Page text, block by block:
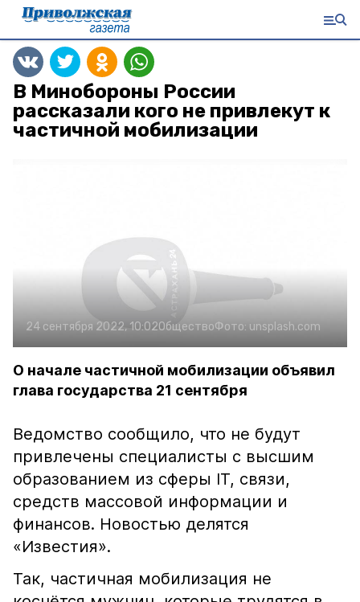
В Минобороны России
рассказали кого не привлекут к
частичной мобилизации
24 сентября 2022, 10:02ОбществоФото: unsplash.com
О начале частичной мобилизации объявил
глава государства 21 сентября
Ведомство сообщило, что не будут
привлечены специалисты с высшим
образованием из сферы IT, связи,
средств массовой информации и
финансов. Новостью делятся
«Известия».
Так, частичная мобилизация не